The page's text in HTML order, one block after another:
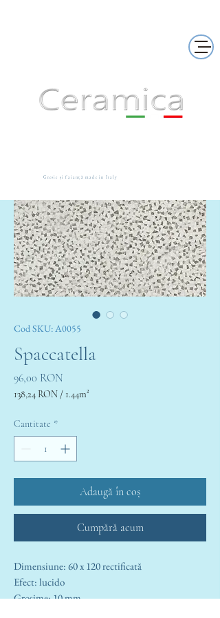
Gresie și faianță made in Italy
Cod SKU: A0055
Spaccatella
96,00 RON
138,24 RON / 1.44m²
per
1.44
meters
Cantitate *
Adaugă în coș
Cumpără acum
Dimensiune: 60 x 120 rectificată
Efect: lucido
Grosime: 10 mm